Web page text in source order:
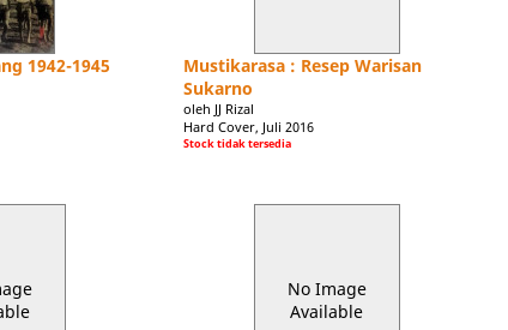
1942-1945
Mustikarasa : Resep Warisan
Sukarno
oleh JJ Rizal
Hard Cover, Juli 2016
Stock tidak tersedia
No Image
Available